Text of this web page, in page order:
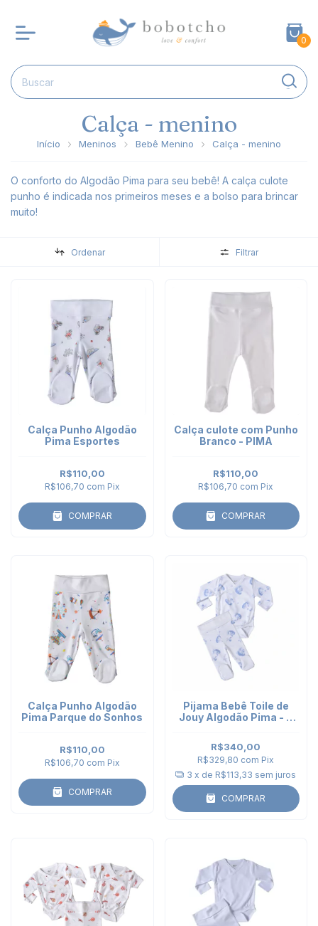
0
Calça - menino
Início Meninos Bebê Menino Calça - menino
O conforto do Algodão Pima para seu bebê! A calça culote
punho é indicada nos primeiros meses e a bolso para brincar
muito!
Ordenar Filtrar
Calça Punho Algodão
Pima Esportes
R$110,00
R$106,70 com Pix
COMPRAR
Calça culote com Punho
Branco - PIMA
R$110,00
R$106,70 com Pix
COMPRAR
Calça Punho Algodão
Pima Parque do Sonhos
R$110,00
R$106,70 com Pix
COMPRAR
Pijama Bebê Toile de
Jouy Algodão Pima - 2
R$340,00
R$329,80 com Pix
3 x de R$113,33 sem juros
COMPRAR